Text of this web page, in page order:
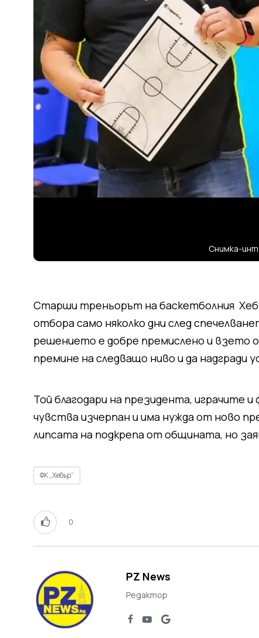
Снимка-
Старши треньорът на баскетболния
отбора само няколко дни след
решението е добре премислено и взето
премине на следващо ниво и да надгради
Той благодари на президента, играчите
чувства изчерпан и има нужда от ново
липсата на подкрепа от общината, но
ФК „Хебър“
0
PZ News
Редактор